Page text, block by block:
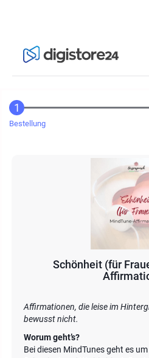
Bestellung
Schönheit (für
Affirmationen, die leise im
bewusst nicht.
Worum geht’s?
Bei diesen MindTunes geht es